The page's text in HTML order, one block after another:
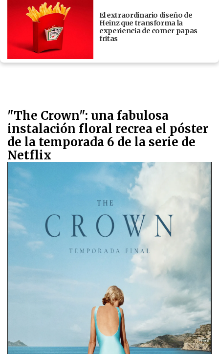
El extraordinario diseño de
Heinz que transforma la
experiencia de comer papas
fritas
"The Crown": una fabulosa
instalación floral recrea el póster
de la temporada 6 de la serie de
Netflix